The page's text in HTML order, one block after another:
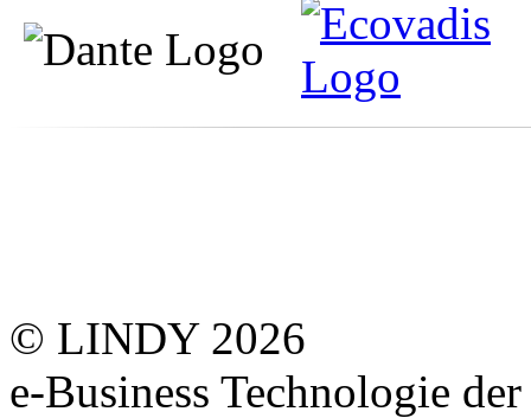
© LINDY 2026
e-Business Technologie